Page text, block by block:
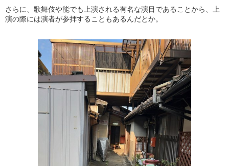
さらに、歌舞伎や能でも上演される有名な演目であることから、上
演の際には演者が参拝することもあるんだとか。